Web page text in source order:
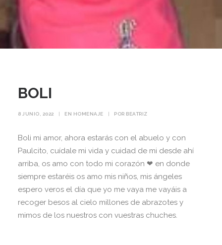
BOLI
8 JUNIO, 2022 | EN HOMENAJE | POR BEATRIZ
Boli mi amor, ahora estarás con el abuelo y con
Paulcito, cuídale mi vida y cuidad de mi desde ahí
arriba, os amo con todo mi corazón ❤ en donde
siempre estaréis os amo mis niños, mis ángeles
espero veros el día que yo me vaya me vayáis a
recoger besos al cielo millones de abrazotes y
mimos de los nuestros con vuestras chuches.